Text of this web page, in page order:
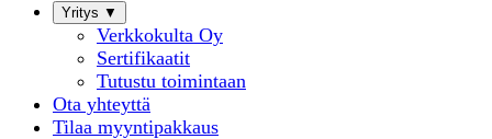
Yritys ▼
Verkkokulta Oy
Sertifikaatit
Tutustu toimintaan
Ota yhteyttä
Tilaa myyntipakkaus